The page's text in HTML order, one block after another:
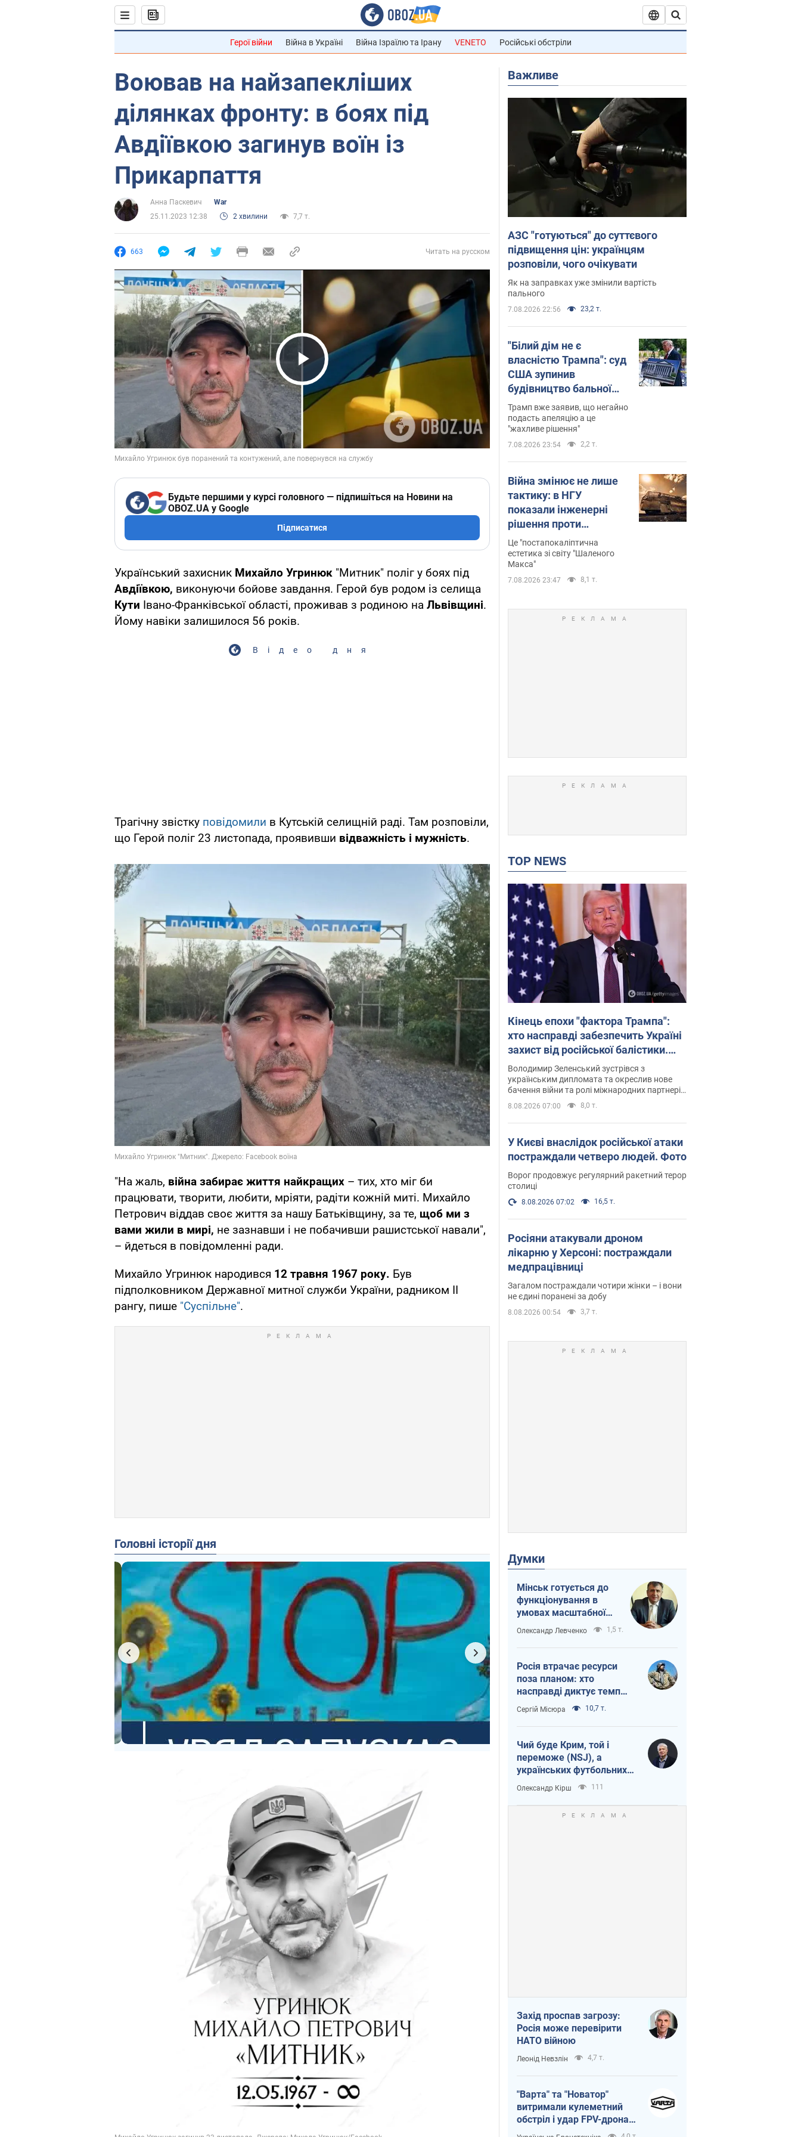
Герої війни Війна в Україні Війна Ізраїлю та Ірану VENETO Російські обстріли
Воював на найзапекліших
ділянках фронту: в боях під
Авдіївкою загинув воїн із
Прикарпаття
Анна Паскевич
War
25.11.2023 12:38
2 хвилини 7,7 т.
663 Читать на русском
Play Video
Будьте першими у курсі головного — підпишіться на Новини на
OBOZ.UA у Google
Підписатися
Український захисник Михайло Угринюк "Митник" поліг у боях під
Авдіївкою, виконуючи бойове завдання. Герой був родом із селища
Кути Івано-Франківської області, проживав з родиною на Львівщині.
Йому навіки залишилося 56 років.
Відео дня
Трагічну звістку повідомили в Кутській селищній раді. Там розповіли,
що Герой поліг 23 листопада, проявивши відважність і мужність.
"На жаль, війна забирає життя найкращих – тих, хто міг би
працювати, творити, любити, мріяти, радіти кожній миті. Михайло
Петрович віддав своє життя за нашу Батьківщину, за те, щоб ми з
вами жили в мирі, не зазнавши і не побачивши рашистської навали",
– йдеться в повідомленні ради.
Михайло Угринюк народився 12 травня 1967 року. Був
підполковником Державної митної служби України, радником II
рангу, пише "Суспільне".
Головні історії дня
Важливе
АЗС "готуються" до суттєвого
підвищення цін: українцям
розповіли, чого очікувати
Як на заправках уже змінили вартість
пального
7.08.2026 22:56 23,2 т.
"Білий дім не є
власністю Трампа": суд
США зупинив
будівництво бальної
зали за $400 млн
Трамп вже заявив, що негайно
подасть апеляцію а це
"жахливе рішення"
7.08.2026 23:54 2,2 т.
Війна змінює не лише
тактику: в НГУ
показали інженерні
рішення проти
російських FPV-дронів.
Фото
Це "постапокаліптична
естетика зі світу "Шаленого
Макса"
7.08.2026 23:47 8,1 т.
TOP NEWS
Кінець епохи "фактора Трампа":
хто насправді забезпечить Україні
захист від російської балістики.
Інтерв’ю з Безсмертним
Володимир Зеленський зустрівся з
українським дипломата та окреслив нове
бачення війни та ролі міжнародних партнерів
у боротьбі з Росією
8.08.2026 07:00 8,0 т.
У Києві внаслідок російської атаки
постраждали четверо людей. Фото
Ворог продовжує регулярний ракетний терор
столиці
8.08.2026 07:02 16,5 т.
Росіяни атакували дроном
лікарню у Херсоні: постраждали
медпрацівниці
Загалом постраждали чотири жінки – і вони
не єдині поранені за добу
8.08.2026 00:54 3,7 т.
Думки
Мінськ готується до
функціонування в
умовах масштабної
воєнної кризи
Олександр Левченко 1,5 т.
Росія втрачає ресурси
поза планом: хто
насправді диктує темп
війни
Сергій Місюра 10,7 т.
Чий буде Крим, той і
переможе (NSJ), а
українських футбольних
чиновників можуть
назвати вбивцями
Олександр Кірш 111
Захід проспав загрозу:
Росія може перевірити
НАТО війною
Леонід Невзлін 4,7 т.
"Варта" та "Новатор"
витримали кулеметний
обстріл і удар FPV-дрона,
врятувавши життя